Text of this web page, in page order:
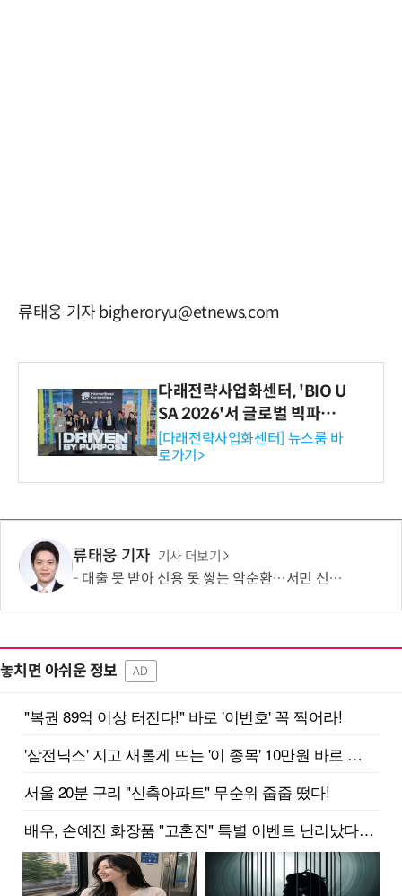
류태웅 기자 bigheroryu@etnews.com
다래전략사업화센터, 'BIO U
SA 2026'서 글로벌 빅파마
와의 비즈니스 미팅 지원…K
-바이오 해외 진출 교두보 확
보
[다래전략사업화센터] 뉴스룸 바
로가기>
류태웅 기자 기사 더보기
대출 못 받아 신용 못 쌓는 악순환…서민 신용평가 사각지대 메운다
놓치면 아쉬운 정보 AD